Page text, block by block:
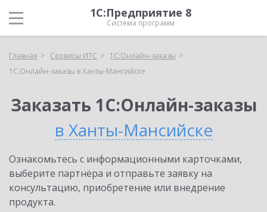
1С:Предприятие 8
Система программ
Главная Сервисы ИТС
1С:Онлайн-заказы
1С:Онлайн-заказы в Ханты-Мансийске
Заказать 1С:Онлайн-заказы
в Ханты-Мансийске
Ознакомьтесь с информационными карточками,
выберите партнёра и отправьте заявку на
консультацию, приобретение или внедрение
продукта.